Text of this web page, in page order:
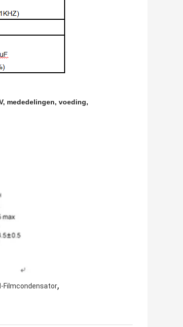
mededelingen, voeding,
Filmcondensator,